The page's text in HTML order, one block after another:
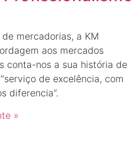
mercadorias, a KM
aos mercados
conta-nos a sua história de
de excelência, com
diferencia”.
»